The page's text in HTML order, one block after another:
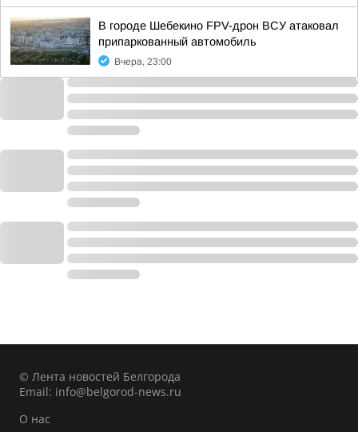
В городе Шебекино FPV-дрон ВСУ атаковал
припаркованный автомобиль
Вчера, 23:00
© Лента новостей Белгорода
Email: info@belgorod-news.ru
О нас